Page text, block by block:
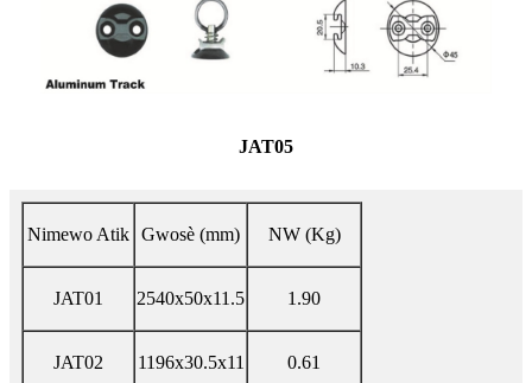
JAT05
Nimewo Atik Gwosè (mm) NW (Kg)
JAT01 2540x50x11.5 1.90
JAT02 1196x30.5x11 0.61